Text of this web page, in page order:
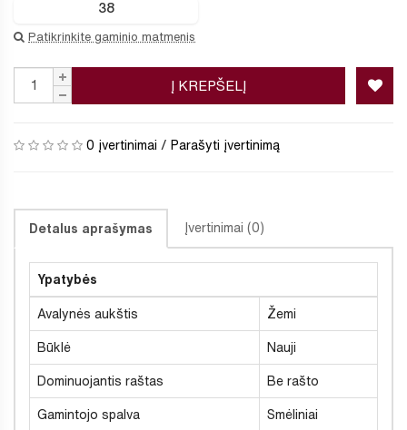
38
Patikrinkite gaminio matmenis
Į KREPŠELĮ
0 įvertinimai / Parašyti įvertinimą
Detalus aprašymas Įvertinimai (0)
Ypatybės
Avalynės aukštis Žemi
Būklė Nauji
Dominuojantis raštas Be rašto
Gamintojo spalva Smėliniai